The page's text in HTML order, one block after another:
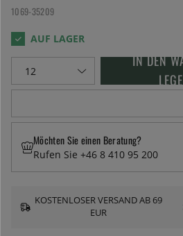
1069-35209
IN DEN
Möchten Sie einen Beratung?
Rufen Sie +46 8 410 95 200
KOSTENLOSER VERSAND AB 69
EUR